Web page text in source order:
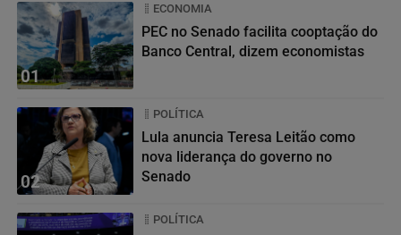
01
ECONOMIA
PEC no Senado facilita cooptação do
Banco Central, dizem economistas
02
POLÍTICA
Lula anuncia Teresa Leitão como
nova liderança do governo no
Senado
POLÍTICA